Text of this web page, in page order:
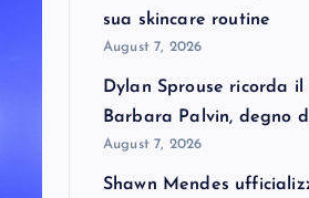
sua skincare routine
August 7, 2026
Dylan Sprouse ricorda il
Barbara Palvin, degno
August 7, 2026
Shawn Mendes